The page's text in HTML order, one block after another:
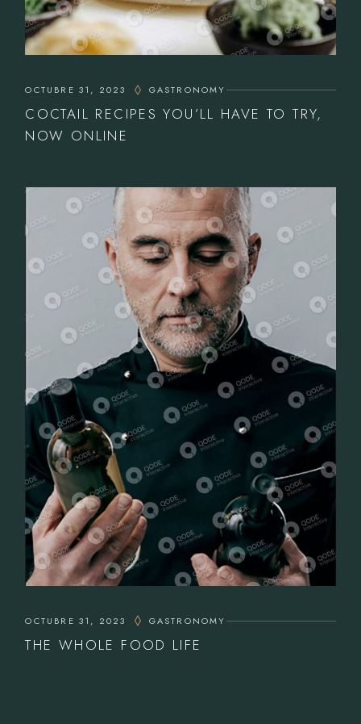
OCTUBRE 31, 2023 GASTRONOMY
COCTAIL RECIPES YOU’LL HAVE TO TRY,
NOW ONLINE
OCTUBRE 31, 2023 GASTRONOMY
THE WHOLE FOOD LIFE